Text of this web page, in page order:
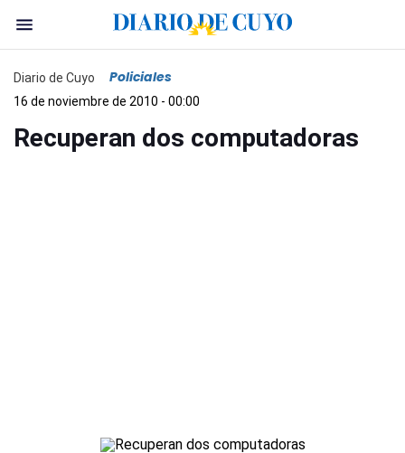
Diario de Cuyo Policiales
16 de noviembre de 2010 - 00:00
Recuperan dos computadoras